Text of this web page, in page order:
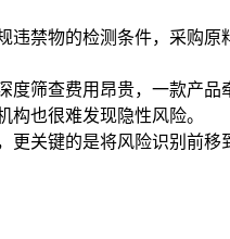
违禁物的检测条件，采购
筛查费用昂贵，一款产品
也很难发现隐性风险。
关键的是将风险识别前移